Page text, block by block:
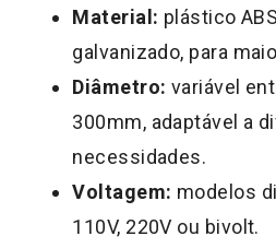
Material: plástico
galvanizado, para
Diâmetro: variável
300mm, adaptável a
necessidades.
Voltagem: modelos
110V, 220V ou bivolt.